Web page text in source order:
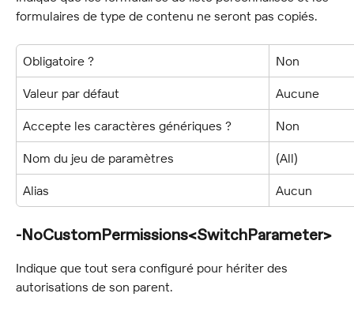
formulaires de type de contenu ne seront pas copiés.
Obligatoire ? Non
Valeur par défaut Aucune
Accepte les caractères génériques ? Non
Nom du jeu de paramètres (All)
Alias Aucun
-NoCustomPermissions<SwitchParameter>
Indique que tout sera configuré pour hériter des
autorisations de son parent.